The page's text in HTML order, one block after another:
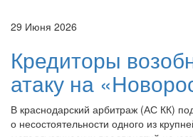
29 Июня 2026
Кредиторы
атаку на
В краснодарский арбитраж (АС КК)
о несостоятельности одного из